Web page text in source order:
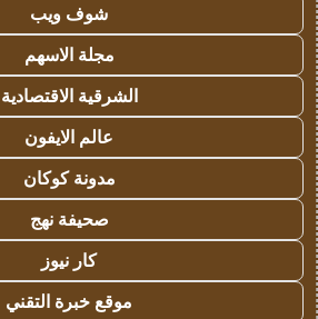
شوف ويب
مجلة الاسهم
الشرقية الاقتصادية
عالم الايفون
مدونة كوكان
صحيفة نهج
كار نيوز
موقع خبرة التقني